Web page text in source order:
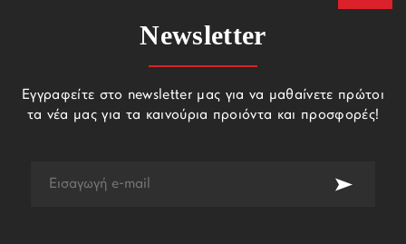
Newsletter
Εγγραφείτε στο newsletter μας για να μαθαίνετε πρώτοι
τα νέα μας για τα καινούρια προιόντα και προσφορές!